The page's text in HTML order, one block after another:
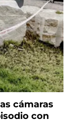
cámaras
con